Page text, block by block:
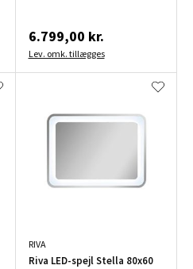
6.799,00 kr.
Lev. omk. tillægges
RIVA
Riva LED-spejl Stella 80x60